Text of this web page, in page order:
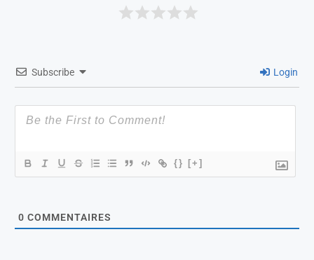
Subscribe Login
{} [+]
0 COMMENTAIRES